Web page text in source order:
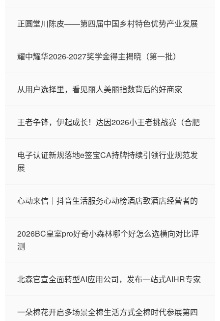
正圆堂川陈皮——第四届中国乡村特色优势产业发展
耀中耀华2026-2027奖学金得主揭晓（第一批）
从用户选择里，看见丽人美丽指数背后的好商家
王者争锋，伊起成长！达因2026小王者挑战赛（合肥
电子认证新规落地e签宝CA持牌持续引领行业规范发
展
心动来信｜抖音生活服务心动榜酒店致酒店经营者的
2026BC皇室pro好奇小森林哪个好怎么选横向对比评
测
北森官宣全面转型AI应用公司，发布一站式AIHR专家
一朵棉花开启多场景全棉生活方式全棉时代参展第四